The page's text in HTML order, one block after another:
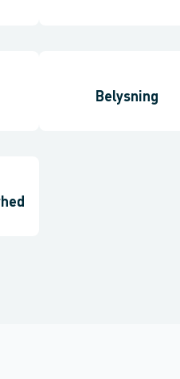
Belysning